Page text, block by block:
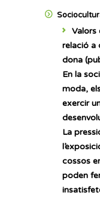
Valors
relació a
dona
En la
moda,
exercir
La
cossos
poden